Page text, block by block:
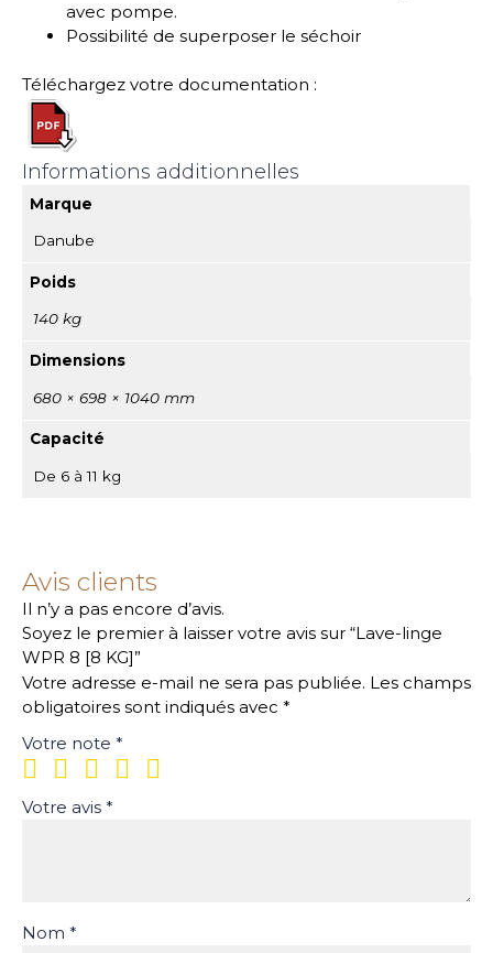
avec pompe.
Possibilité de superposer le séchoir
Téléchargez votre documentation :
Informations additionnelles
Poids
140 kg
Dimensions
680 × 698 × 1040 mm
Marque
Danube
Capacité
De 6 à 11 kg
Avis clients
Il n’y a pas encore d’avis.
Soyez le premier à laisser votre avis sur “Lave-linge
WPR 8 [8 KG]”
Votre adresse e-mail ne sera pas publiée. Les champs
obligatoires sont indiqués avec *
Votre note *
Votre avis *
Nom *